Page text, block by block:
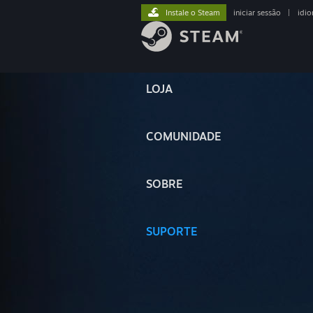
LOJA
COMUNIDADE
SOBRE
SUPORTE
Instale o Steam iniciar sessão